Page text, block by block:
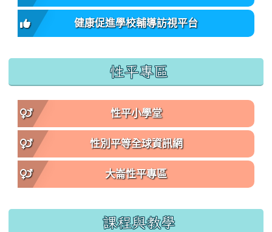
健康促進學校輔導訪視平台
性平專區
性平小學堂
性別平等全球資訊網
大崙性平專區
課程與教學